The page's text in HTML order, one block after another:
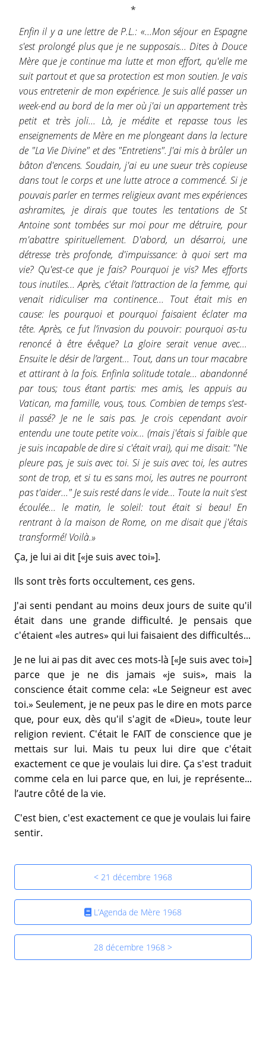
Enfin il y a une lettre de P.L.: «...Mon séjour en Espagne
s'est prolongé plus que je ne supposais... Dites à Douce
Mère que je continue ma lutte et mon effort, qu'elle me
suit partout et que sa protection est mon soutien. Je vais
vous entretenir de mon expérience. Je suis allé passer un
week-end au bord de la mer où j'ai un appartement très
petit et très joli... Là, je médite et repasse tous les
enseignements de Mère en me plongeant dans la lecture
de "La Vie Divine" et des "Entretiens". J'ai mis à brûler un
bâton d'encens. Soudain, j'ai eu une sueur très copieuse
dans tout le corps et une lutte atroce a commencé. Si je
pouvais parler en termes religieux avant mes expériences
ashramites, je dirais que toutes les tentations de St
Antoine sont tombées sur moi pour me détruire, pour
m'abattre spirituellement. D'abord, un désarroi, une
détresse très profonde, d'impuissance: à quoi sert ma
vie? Qu'est-ce que je fais? Pourquoi je vis? Mes efforts
tous inutiles... Après, c'était l’attraction de la femme, qui
venait ridiculiser ma continence... Tout était mis en
cause: les pourquoi et pourquoi faisaient éclater ma
tête. Après, ce fut l’invasion du pouvoir: pourquoi as-tu
renoncé à être évêque? La gloire serait venue avec...
Ensuite le désir de l’argent... Tout, dans un tour macabre
et attirant à la fois. Enfinla solitude totale... abandonné
par tous; tous étant partis: mes amis, les appuis au
Vatican, ma famille, vous, tous. Combien de temps s'est-
il passé? Je ne le sais pas. Je crois cependant avoir
entendu une toute petite voix... (mais j'étais si faible que
je suis incapable de dire si c'était vrai), qui me disait: "Ne
pleure pas, je suis avec toi. Si je suis avec toi, les autres
sont de trop, et si tu es sans moi, les autres ne pourront
pas t'aider..." Je suis resté dans le vide... Toute la nuit s'est
écoulée... le matin, le soleil: tout était si beau! En
rentrant à la maison de Rome, on me disait que j'étais
transformé! Voilà.»
Ça, je lui ai dit [«je suis avec toi»].
Ils sont très forts occultement, ces gens.
J'ai senti pendant au moins deux jours de suite qu'il
était dans une grande difficulté. Je pensais que
c'étaient «les autres» qui lui faisaient des difficultés...
Je ne lui ai pas dit avec ces mots-là [«Je suis avec toi»]
parce que je ne dis jamais «je suis», mais la
conscience était comme cela: «Le Seigneur est avec
toi.» Seulement, je ne peux pas le dire en mots parce
que, pour eux, dès qu'il s'agit de «Dieu», toute leur
religion revient. C'était le FAIT de conscience que je
mettais sur lui. Mais tu peux lui dire que c'était
exactement ce que je voulais lui dire. Ça s'est traduit
comme cela en lui parce que, en lui, je représente...
l’autre côté de la vie.
C'est bien, c'est exactement ce que je voulais lui faire
sentir.
< 21 décembre 1968
L’Agenda de Mère 1968
28 décembre 1968 >